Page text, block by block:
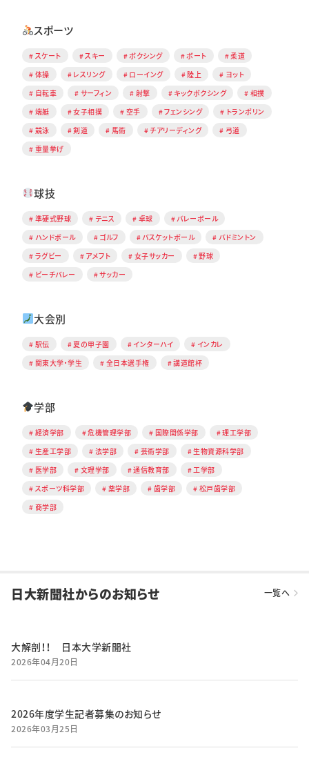
スポーツ
スケート スキー ボクシング ボート
柔道
体操
レスリング ローイング 陸上
ヨット
自転車
サーフィン 射撃 キックボクシング
相撲
端艇
女子相撲 空手 フェンシング
トランポリン
競泳
剣道 馬術 チアリーディング
弓道
重量挙げ
球技
準硬式野球 テニス 卓球
バレーボール
ハンドボール
ゴルフ バスケットボール
バドミントン
ラグビー
アメフト 女子サッカー
野球
ビーチバレー
サッカー
大会別
駅伝 夏の甲子園 インターハイ
インカレ
関東大学・学生
全日本選手権 講道館杯
学部
経済学部 危機管理学部 国際関係学部
理工学部
生産工学部
法学部 芸術学部
生物資源科学部
医学部
文理学部 通信教育部
工学部
スポーツ科学部
薬学部 歯学部
松戸歯学部
商学部
日大新聞社からのお知らせ 一覧へ
大解剖！！ 日本大学新聞社
2026年04月20日
2026年度学生記者募集のお知らせ
2026年03月25日